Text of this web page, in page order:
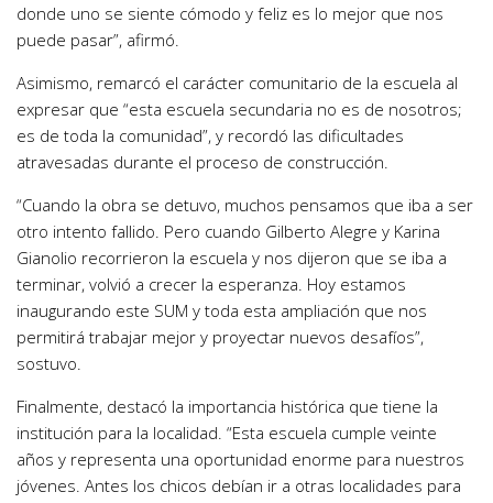
donde uno se siente cómodo y feliz es lo mejor que nos
puede pasar”, afirmó.
Asimismo, remarcó el carácter comunitario de la escuela al
expresar que “esta escuela secundaria no es de nosotros;
es de toda la comunidad”, y recordó las dificultades
atravesadas durante el proceso de construcción.
“Cuando la obra se detuvo, muchos pensamos que iba a ser
otro intento fallido. Pero cuando Gilberto Alegre y Karina
Gianolio recorrieron la escuela y nos dijeron que se iba a
terminar, volvió a crecer la esperanza. Hoy estamos
inaugurando este SUM y toda esta ampliación que nos
permitirá trabajar mejor y proyectar nuevos desafíos”,
sostuvo.
Finalmente, destacó la importancia histórica que tiene la
institución para la localidad. “Esta escuela cumple veinte
años y representa una oportunidad enorme para nuestros
jóvenes. Antes los chicos debían ir a otras localidades para